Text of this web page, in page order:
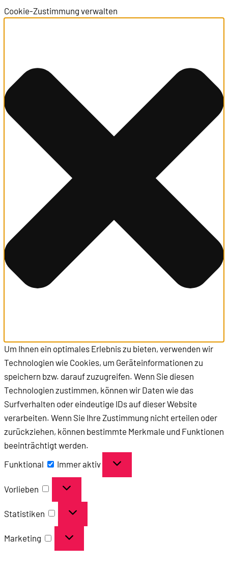
Cookie-Zustimmung verwalten
Um Ihnen ein optimales Erlebnis zu bieten, verwenden wir
Technologien wie Cookies, um Geräteinformationen zu
speichern bzw. darauf zuzugreifen. Wenn Sie diesen
Technologien zustimmen, können wir Daten wie das
Surfverhalten oder eindeutige IDs auf dieser Website
verarbeiten. Wenn Sie Ihre Zustimmung nicht erteilen oder
zurückziehen, können bestimmte Merkmale und Funktionen
beeinträchtigt werden.
Funktional
Immer aktiv
Vorlieben
Vorlieben
Statistiken
Statistiken
Marketing